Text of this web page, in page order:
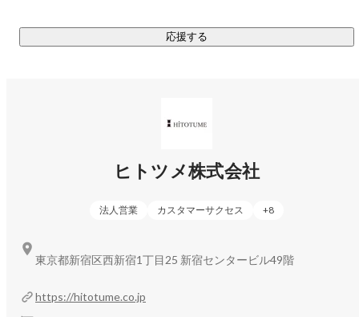
加えて、学生担当と企業担当を分業しない「両面型エージェ
ントサービス」で学生と企業、両者の認識のズレをなくし、
③HR事業者に、Innovationを。
新卒採用サービスの底上げのためにつくった、エージェント
会社向け求人＆求職者シェアサービスです。必要な求人が確
保できない、求める求職者が集まらないなど、エージェント
い課題を同業他社との連携で解決し、クライアント企業の採
用成功率を高め、ユーザーの満足度を高めます。現在、全国
結。業界随一のエージェントネットワークから生まれる新し
応援する
ヒトツメ株式会社
法人営業 カスタマーサクセス +8
https://hitotume.co.jp
東京都新宿区西新宿1丁目25 新宿センタービル49階